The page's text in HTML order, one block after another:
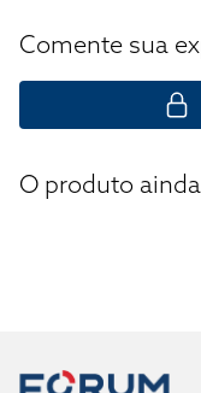
Comente sua
O produto